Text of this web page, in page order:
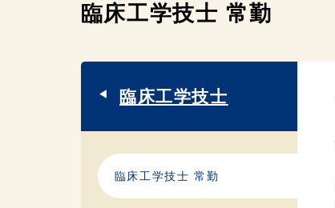
臨床工学技士 常勤
臨床工学技士
臨床工学技士 常勤